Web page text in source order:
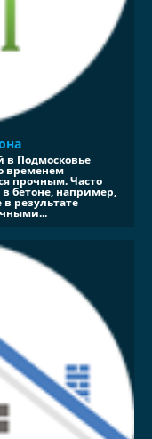
в Подмосковье
временем
прочным. Часто
бетоне, например,
результате